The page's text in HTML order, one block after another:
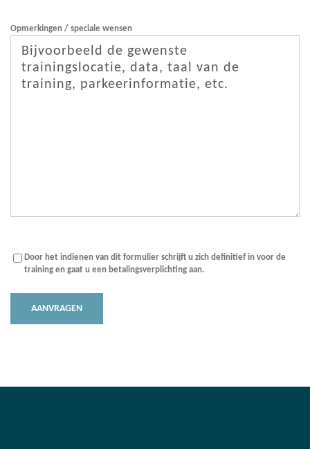
Opmerkingen / speciale wensen
Betalingsverplichting(Vereist)
Door het indienen van dit formulier schrijft u zich definitief in voor de
training en gaat u een betalingsverplichting aan.